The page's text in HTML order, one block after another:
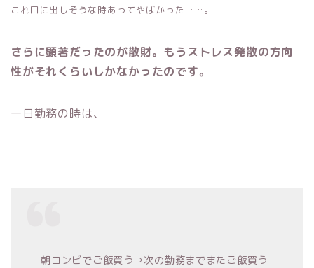
これ口に出しそうな時あってやばかった……。
さらに顕著だったのが散財。もうストレス発散の方向
性がそれくらいしかなかったのです。
一日勤務の時は、
朝コンビでご飯買う→次の勤務までまたご飯買う